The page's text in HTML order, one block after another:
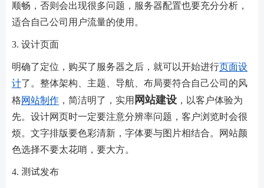
顺畅，否则会出现很多问题，服务器配置也要充分分析，
适合自己公司用户流量的使用。
3. 设计页面
明确了定位，购买了服务器之后，就可以开始进行页面设
计了。整体架构、主题、导航、布局要符合自己公司的风
格网站制作 ，简洁明了，实用 网站建设 ，以客户体验为
先。设计网页时一定要注意分辨率问题，客户浏览时会很
烦。文字排版要色彩清新，字体要与图片相结合。网站颜
色选择不要太花哨，要大方。
4. 测试发布